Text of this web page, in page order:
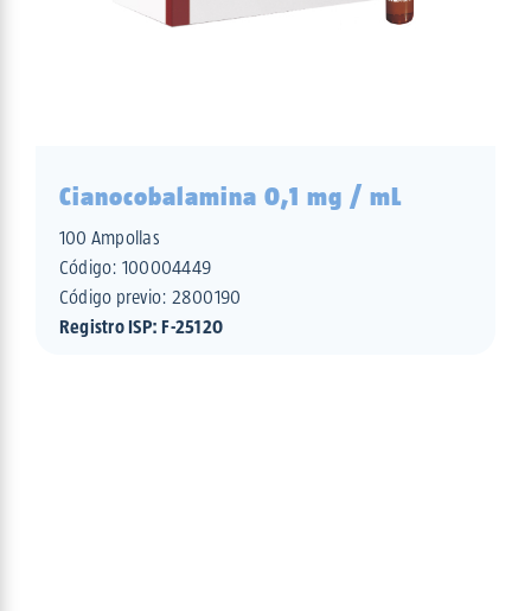
Cianocobalamina 0,1 mg / mL
100 Ampollas
Código: 100004449
Código previo: 2800190
Registro ISP: F-25120